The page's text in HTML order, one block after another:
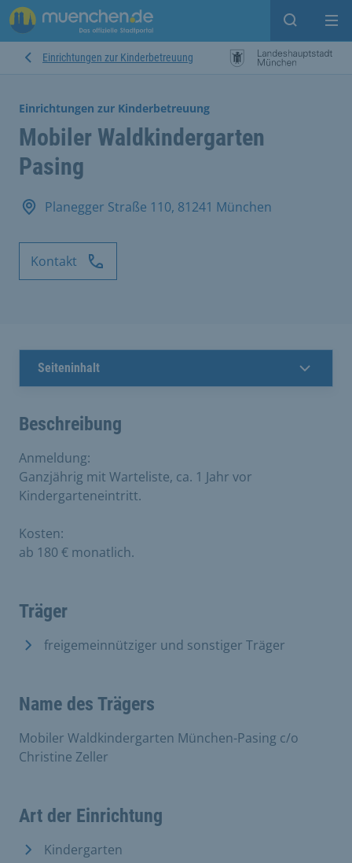
Suche
Einrichtungen zur Kinderbetreuung
Einrichtungen zur Kinderbetreuung
Mobiler Waldkindergarten
Pasing
Planegger Straße 110, 81241 München
Kontakt
Seiteninhalt
Beschreibung
Anmeldung:
Ganzjährig mit Warteliste, ca. 1 Jahr vor
Kindergarteneintritt.
Kosten:
ab 180 € monatlich.
Träger
freigemeinnütziger und sonstiger Träger
Name des Trägers
Mobiler Waldkindergarten München-Pasing c/o
Christine Zeller
Art der Einrichtung
Kindergarten